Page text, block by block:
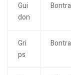
Gui
don
Gri
ps